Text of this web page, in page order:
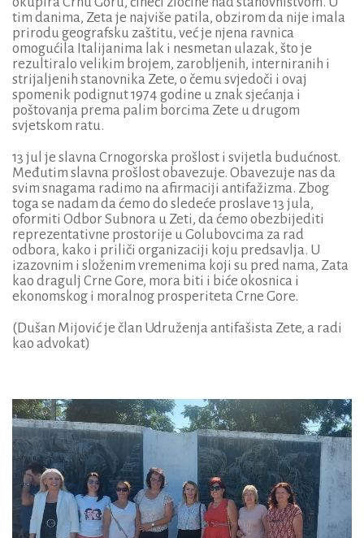
tim danima, Zeta je najviše patila, obzirom da nije imala
prirodu geografsku zaštitu, već je njena ravnica
omogućila Italijanima lak i nesmetan ulazak, što je
rezultiralo velikim brojem, zarobljenih, interniranih i
strijaljenih stanovnika Zete, o čemu svjedoči i ovaj
spomenik podignut 1974 godine u znak sjećanja i
poštovanja prema palim borcima Zete u drugom
svjetskom ratu.
13 jul je slavna Crnogorska prošlost i svijetla budućnost.
Međutim slavna prošlost obavezuje. Obavezuje nas da
svim snagama radimo na afirmaciji antifažizma. Zbog
toga se nadam da ćemo do sledeće proslave 13 jula,
oformiti Odbor Subnora u Zeti, da ćemo obezbijediti
reprezentativne prostorije u Golubovcima za rad
odbora, kako i priliči organizaciji koju predsavlja. U
izazovnim i složenim vremenima koji su pred nama, Zata
kao dragulj Crne Gore, mora biti i biće okosnica i
ekonomskog i moralnog prosperiteta Crne Gore.
(Dušan Mijović je član Udruženja antifašista Zete, a radi
kao advokat)